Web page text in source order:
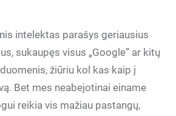
intelektas parašys geriausius
sukaupęs visus „Google” ar kitų
žiūriu kol kas kaip į
Bet mes neabejotinai einame
reikia vis mažiau pastangų,